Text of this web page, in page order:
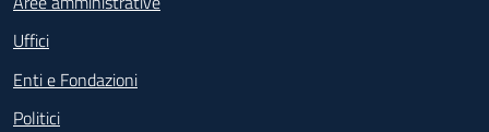
Uffici
Enti e Fondazioni
Politici